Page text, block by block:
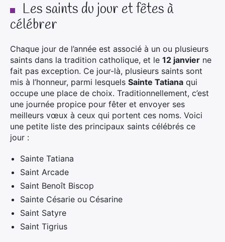
Les saints du jour et fêtes à
célébrer
Chaque jour de l’année est associé à un ou plusieurs
saints dans la tradition catholique, et le 12 janvier ne
fait pas exception. Ce jour-là, plusieurs saints sont
mis à l’honneur, parmi lesquels Sainte Tatiana qui
occupe une place de choix. Traditionnellement, c’est
une journée propice pour fêter et envoyer ses
meilleurs vœux à ceux qui portent ces noms. Voici
une petite liste des principaux saints célébrés ce
jour :
Sainte Tatiana
Saint Arcade
Saint Benoît Biscop
Sainte Césarie ou Césarine
Saint Satyre
Saint Tigrius